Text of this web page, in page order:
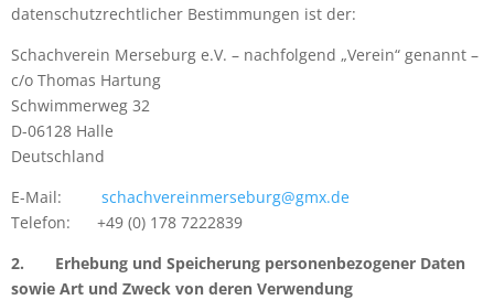
datenschutzrechtlicher Bestimmungen ist der:
Schachverein Merseburg e.V. – nachfolgend „Verein“ genannt –
c/o Thomas Hartung
Schwimmerweg 32
D-06128 Halle
Deutschland
E-Mail: schachvereinmerseburg@gmx.de
Telefon: +49 (0) 178 7222839
2. Erhebung und Speicherung personenbezogener Daten
sowie Art und Zweck von deren Verwendung